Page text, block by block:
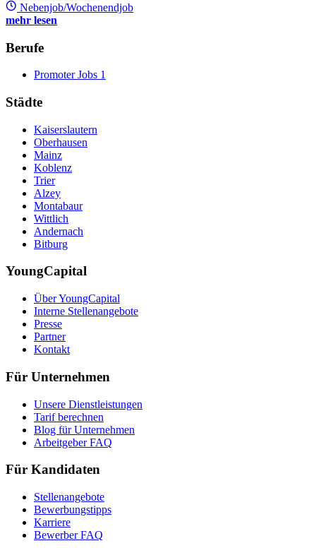
Nebenjob/Wochenendjob
mehr lesen
Berufe
Promoter Jobs 1
Städte
Kaiserslautern
Oberhausen
Mainz
Koblenz
Trier
Alzey
Montabaur
Wittlich
Andernach
Bitburg
YoungCapital
Über YoungCapital
Interne Stellenangebote
Presse
Partner
Kontakt
Für Unternehmen
Unsere Dienstleistungen
Tarif berechnen
Blog für Unternehmen
Arbeitgeber FAQ
Für Kandidaten
Stellenangebote
Bewerbungstipps
Karriere
Bewerber FAQ